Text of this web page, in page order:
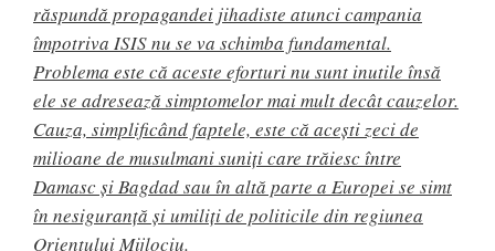
răspundă propagandei jihadiste atunci campania
împotriva ISIS nu se va schimba fundamental.
Problema este că aceste eforturi nu sunt inutile însă
ele se adresează simptomelor mai mult decât cauzelor.
Cauza, simplificând faptele, este că acești zeci de
milioane de musulmani suniți care trăiesc între
Damasc și Bagdad sau în altă parte a Europei se simt
în nesiguranță și umiliți de politicile din regiunea
Orientului Mijlociu.